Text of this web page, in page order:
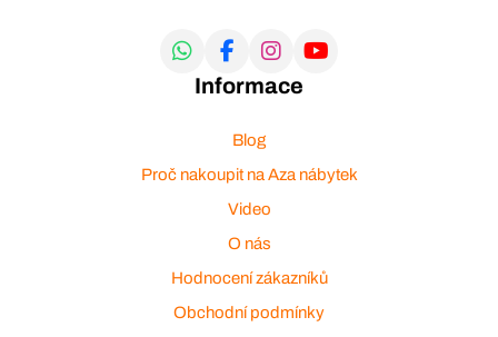
Informace
Blog
Proč nakoupit na Aza nábytek
Video
O nás
Hodnocení zákazníků
Obchodní podmínky